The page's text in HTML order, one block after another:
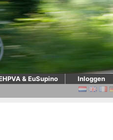
& EuSupino Inloggen